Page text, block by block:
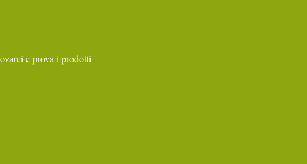
e prova i prodotti